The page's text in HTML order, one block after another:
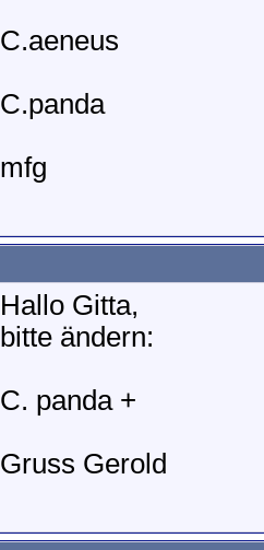
C.aeneus
C.panda
mfg
Hallo Gitta,
bitte ändern:
C. panda +
Gruss Gerold